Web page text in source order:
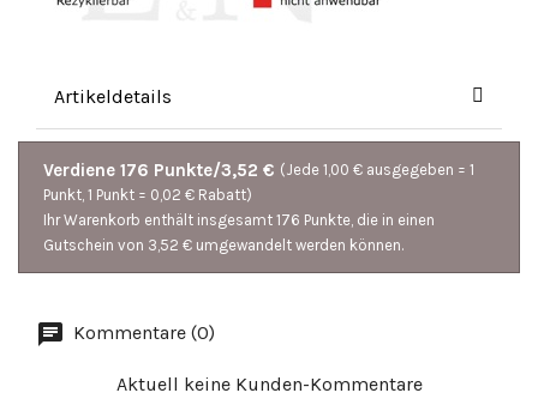
Artikeldetails
Verdiene 176 Punkte/3,52 € (Jede 1,00 € ausgegeben = 1
Punkt, 1 Punkt = 0,02 € Rabatt)
Ihr Warenkorb enthält insgesamt 176 Punkte, die in einen
Gutschein von 3,52 € umgewandelt werden können.
Kommentare (0)
Aktuell keine Kunden-Kommentare